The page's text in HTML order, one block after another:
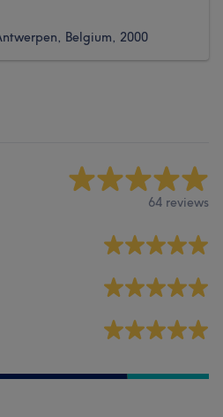
Belgium, 2000
64 reviews